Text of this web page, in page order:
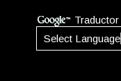
Traductor
Select Language